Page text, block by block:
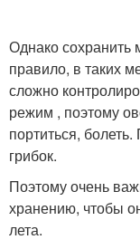
Однако сохранить
правило, в таких
сложно
режим , поэтому
портиться,
грибок.
Поэтому очень
хранению, чтобы
лета.